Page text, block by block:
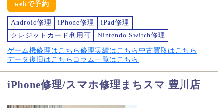
webで予約
Android修理 iPhone修理
iPad修理
クレジットカード利用可
Nintendo Switch修理
ゲーム機修理はこちら 修理実績はこちら 中古買取はこちら
データ復旧はこちら コラム一覧はこちら
iPhone修理/スマホ修理まちスマ 豊川店